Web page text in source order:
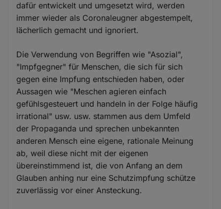
dafür entwickelt und umgesetzt wird, werden
immer wieder als Coronaleugner abgestempelt,
lächerlich gemacht und ignoriert.
Die Verwendung von Begriffen wie "Asozial",
"Impfgegner" für Menschen, die sich für sich
gegen eine Impfung entschieden haben, oder
Aussagen wie "Meschen agieren einfach
gefühlsgesteuert und handeln in der Folge häufig
irrational" usw. usw. stammen aus dem Umfeld
der Propaganda und sprechen unbekannten
anderen Mensch eine eigene, rationale Meinung
ab, weil diese nicht mit der eigenen
übereinstimmend ist, die von Anfang an dem
Glauben anhing nur eine Schutzimpfung schütze
zuverlässig vor einer Ansteckung.